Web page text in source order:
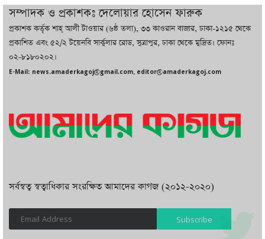
দুবাইয়ে বেনজীরের জামিন বাতিল করতে ল
ফার্ম নিয়োগ করেছে সরকার
করা হবে : পররাষ্ট্র প্রতিমন্ত্রী
সম্পাদক ও প্রকাশকঃ দেলোয়ার হোসেন ফারুক
প্রকাশক কর্তৃক শাহ্ আলী টাওয়ার (৬ষ্ঠ তলা), ৩৩ কাওরান বাজার, ঢাকা-১২১৫ থেকে
প্রকাশিত এবং ৫২/২ টয়েনবি সার্কুলার রোড, সুত্রাপুর, ঢাকা থেকে মুদ্রিত। ফোনঃ
০২-৮১৮০২০২।
E-Mail: news.amaderkagoj@gmail.com, editor@amaderkagoj.com
সর্বস্বত্ব স্বত্বাধিকার সংরক্ষিত আমাদের কাগজ (২০১২-২০২০)